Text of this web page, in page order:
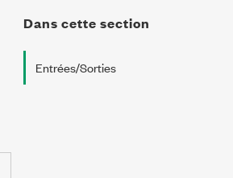
Dans cette section
Entrées/Sorties